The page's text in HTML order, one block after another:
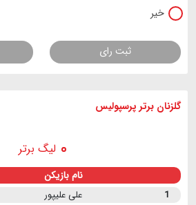
خیر
ثبت رای
گلزنان برتر پرسپولیس
لیگ برتر
نام بازیکن
1 علی علیپور